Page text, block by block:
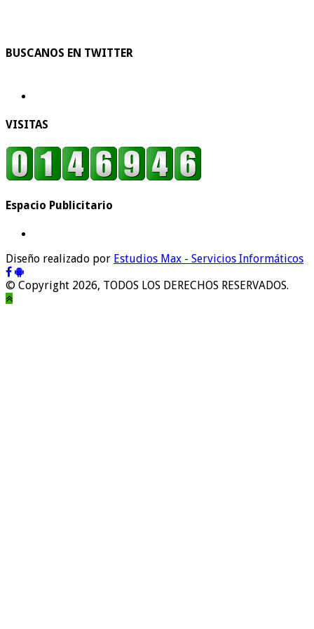
BUSCANOS EN TWITTER
VISITAS
Espacio Publicitario
Diseño realizado por Estudios Max - Servicios Informáticos
© Copyright 2026, TODOS LOS DERECHOS RESERVADOS.